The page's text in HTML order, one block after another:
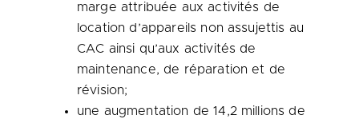
marge attribuée aux activités de
location d’appareils non assujettis au
CAC ainsi qu’aux activités de
maintenance, de réparation et de
révision;
une augmentation de 14,2 millions de